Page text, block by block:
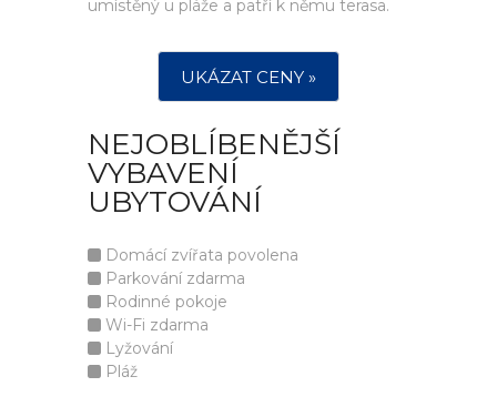
umístěný u pláže a patří k němu terasa.
UKÁZAT CENY »
NEJOBLÍBENĚJŠÍ
VYBAVENÍ
UBYTOVÁNÍ
Domácí zvířata povolena
Parkování zdarma
Rodinné pokoje
Wi-Fi zdarma
Lyžování
Pláž